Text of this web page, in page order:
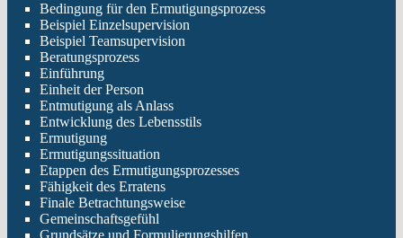
Bedingung für den Ermutigungsprozess
Beispiel Einzelsupervision
Beispiel Teamsupervision
Beratungsprozess
Einführung
Einheit der Person
Entmutigung als Anlass
Entwicklung des Lebensstils
Ermutigung
Ermutigungssituation
Etappen des Ermutigungsprozesses
Fähigkeit des Erratens
Finale Betrachtungsweise
Gemeinschaftsgefühl
Grundsätze und Formulierungshilfen